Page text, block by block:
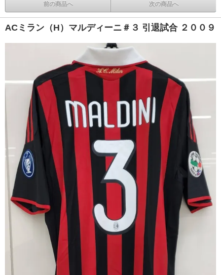
前の商品へ 次の商品へ
ACミラン（H）マルディーニ＃３ 引退試合 ２００９